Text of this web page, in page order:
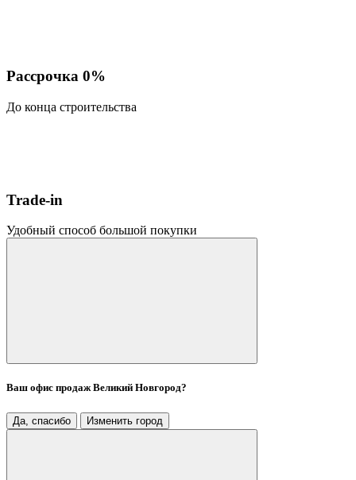
Рассрочка 0%
До конца строительства
Trade-in
Удобный способ большой покупки
Ваш офис продажВеликий Новгород?
Да, спасибо Изменить город